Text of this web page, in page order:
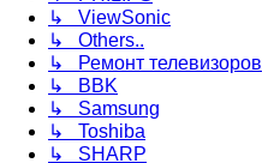
↳ ViewSonic
↳ Others..
↳ Ремонт телевизоров
↳ BBK
↳ Samsung
↳ Toshiba
↳ SHARP